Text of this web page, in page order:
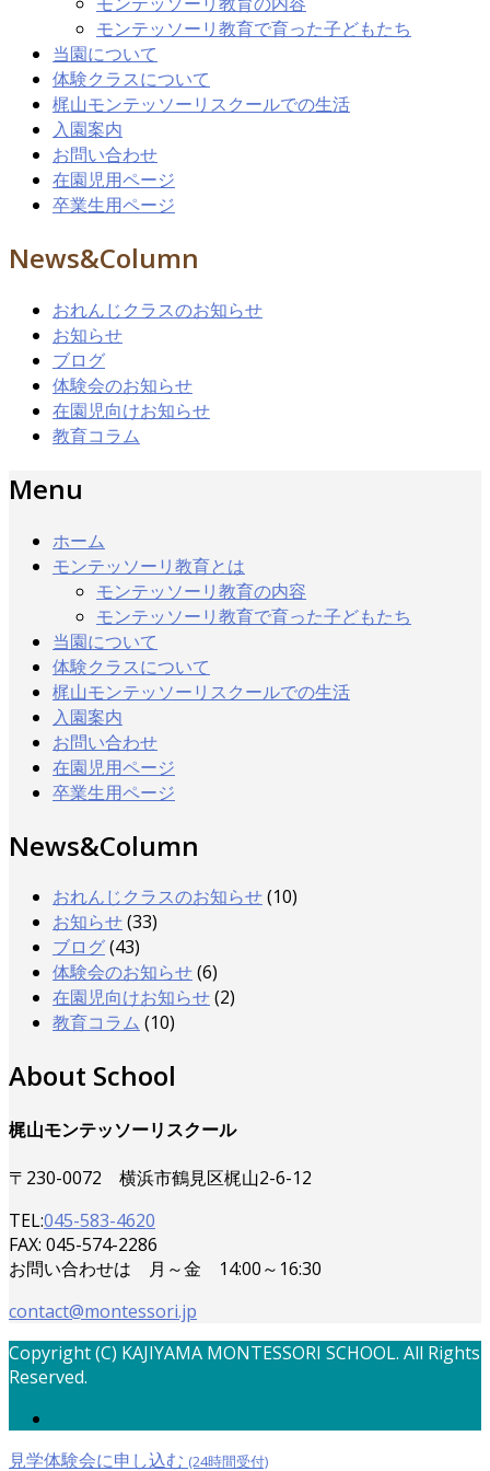
モンテッソーリ教育で育った子どもたち
当園について
体験クラスについて
梶山モンテッソーリスクールでの生活
入園案内
お問い合わせ
在園児用ページ
卒業生用ページ
News&Column
おれんじクラスのお知らせ
お知らせ
ブログ
体験会のお知らせ
在園児向けお知らせ
教育コラム
Menu
ホーム
モンテッソーリ教育とは
モンテッソーリ教育の内容
モンテッソーリ教育で育った子どもたち
当園について
体験クラスについて
梶山モンテッソーリスクールでの生活
入園案内
お問い合わせ
在園児用ページ
卒業生用ページ
News&Column
おれんじクラスのお知らせ(10)
お知らせ(33)
ブログ(43)
体験会のお知らせ(6)
在園児向けお知らせ(2)
教育コラム (10)
About School
梶山モンテッソーリスクール
〒230-0072 横浜市鶴見区梶山2-6-12
TEL:045-583-4620
FAX: 045-574-2286
お問い合わせは 月～金 14:00～16:30
contact@montessori.jp
Copyright (C) KAJIYAMA MONTESSORI SCHOOL. All Rights
Reserved.
見学体験会に申し込む (24時間受付)